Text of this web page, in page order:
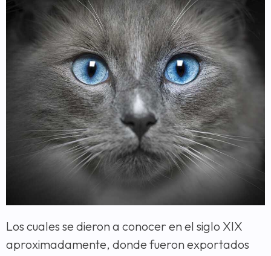
Los cuales se dieron a conocer en el siglo XIX
aproximadamente, donde fueron exportados